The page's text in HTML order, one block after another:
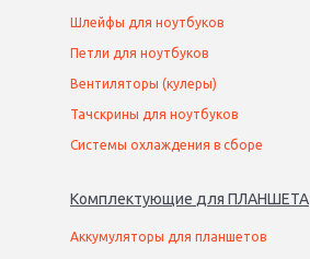
Шлейфы для ноутбуков
Петли для ноутбуков
Вентиляторы (кулеры)
Тачскрины для ноутбуков
Системы охлаждения в сборе
Комплектующие для ПЛАНШЕТА
Аккумуляторы для планшетов